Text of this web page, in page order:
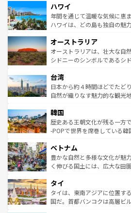
ば市内交通費無料で観光を楽しむこ
着のスイス情報はコンテンツ
のような巨大都市は、観光、
ンメントが詰まった刺激的な
西部には大自然が広がり、グ
部のニューオーリンズでは、
文化が魅力。旅行者はアメリ
しみながら、その多様性と豊
ならではの贅沢な旅のスタイルだ。 なお、新着の
情報はコンテンツ一覧を参照
ハワイ
年間を通じて温暖な気候に恵
ハワイは、どの島も独自の魅
ワイ島は見逃せない。また、
島だが、静かな自然を求める
おすすめ。エメラルドグリー
れるおもてなしの心で訪れる
人々、おいしいローカルフー
ク、伝統的なフラダンスなど
ワイを、存分に味わってほしい。 なお、新着のハワイ
はコンテンツ一覧を参照して
オーストラリア
オーストラリアは、壮大な自
シドニーのシンボルであるシ
リアリーフや大陸中央部にそ
ク）、タスマニアの美しい原
ど、見どころがたくさん。ま
いる。アクティビティも充実
ビング、ハイキングなど、ア
い。オーストラリアの多彩な
参照してほしい。
台湾
日本から約４時間ほどでたど
自然が織りなす魅力的な観光
ン）、静ひつな山岳地帯であ
と山間の静けさが共存してお
驚きをもたらしてくれる。ま
容にもいいと評判のスイーツ
が味わえる。 なお、新着
照してほしい。
韓国
歴史ある王朝文化が残る一方
-POPで世界を席巻している
き、地方に足を延ばせば四季
できる。そして、キムチや焼
まで、さまざまな韓国料理が
リティに包まれながら、韓国
わってみてほし
覧を参照してほしい。
ベトナム
豊かな自然と多様な文化が魅
く伸びる国土には、広大な田
急速な発展と共に伝統が息づ
ーチミン市のフランス統治時
醸し出している。また、バラ
タイ
タイは、東南アジアに位置す
国だ。首都バンコクは高層ビ